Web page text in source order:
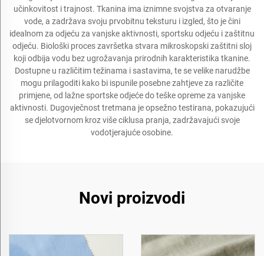
učinkovitost i trajnost. Tkanina ima iznimne svojstva za otvaranje
vode, a zadržava svoju prvobitnu teksturu i izgled, što je čini
idealnom za odjeću za vanjske aktivnosti, sportsku odjeću i zaštitnu
odjeću. Biološki proces završetka stvara mikroskopski zaštitni sloj
koji odbija vodu bez ugrožavanja prirodnih karakteristika tkanine.
Dostupne u različitim težinama i sastavima, te se velike narudžbe
mogu prilagoditi kako bi ispunile posebne zahtjeve za različite
primjene, od lažne sportske odjeće do teške opreme za vanjske
aktivnosti. Dugovječnost tretmana je opsežno testirana, pokazujući
se djelotvornom kroz više ciklusa pranja, zadržavajući svoje
vodotjerajuće osobine.
Novi proizvodi